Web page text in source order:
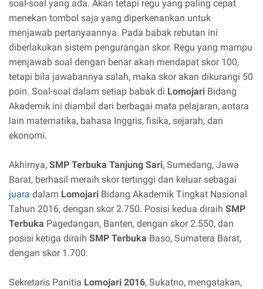
soal-soal yang ada. Akan tetapi regu yang paling cepat
menekan tombol saja yang diperkenankan untuk
menjawab pertanyaannya. Pada babak rebutan ini
diberlakukan sistem pengurangan skor. Regu yang mampu
menjawab soal dengan benar akan mendapat skor 100,
tetapi bila jawabannya salah, maka skor akan dikurangi 50
poin. Soal-soal dalam setiap babak di Lomojari Bidang
Akademik ini diambil dari berbagai mata pelajaran, antara
lain matematika, bahasa Inggris, fisika, sejarah, dan
ekonomi.
Akhirnya, SMP Terbuka Tanjung Sari, Sumedang, Jawa
Barat, berhasil meraih skor tertinggi dan keluar sebagai
juara dalam Lomojari Bidang Akademik Tingkat Nasional
Tahun 2016, dengan skor 2.750. Posisi kedua diraih SMP
Terbuka Pagedangan, Banten, dengan skor 2.550, dan
posisi ketiga diraih SMP Terbuka Baso, Sumatera Barat,
dengan skor 1.700.
Sekretaris Panitia Lomojari 2016, Sukatno, mengatakan,